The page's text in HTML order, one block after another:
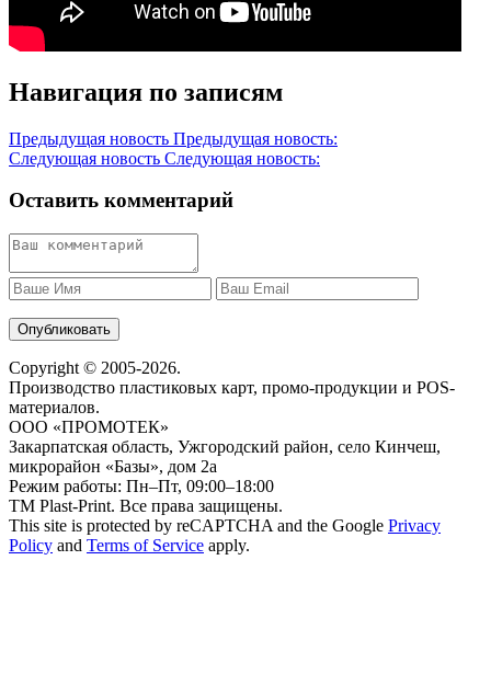
Навигация по записям
Предыдущая новость Предыдущая новость:
Следующая новость Следующая новость:
Оставить комментарий
Copyright © 2005-2026.
Производство пластиковых карт, промо-продукции и POS-
материалов.
ООО «ПРОМОТЕК»
Закарпатская область, Ужгородский район, село Кинчеш,
микрорайон «Базы», дом 2а
Режим работы: Пн–Пт, 09:00–18:00
ТМ Plast-Print. Все права защищены.
This site is protected by reCAPTCHA and the Google Privacy
Policy and Terms of Service apply.